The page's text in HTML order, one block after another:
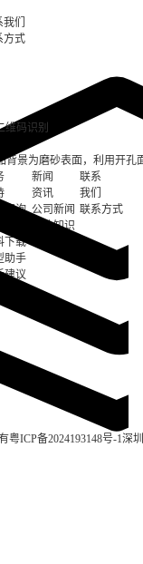
们
方式
维码识别
背景为磨砂表面，利用开
咨询
务
下载
助手
建议
新闻
资讯
公司新闻
行业知识
联系
我们
联系方式
粤ICP备2024193148号-1深